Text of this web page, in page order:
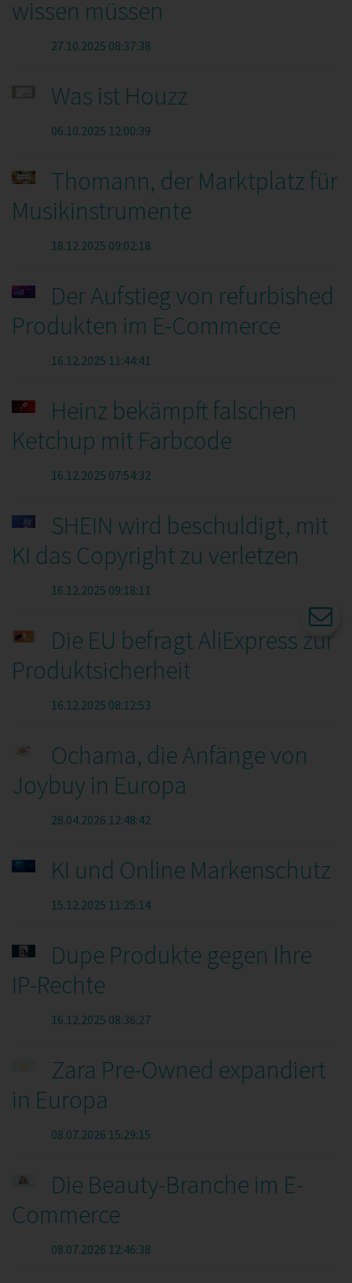
wissen müssen
27.10.2025 08:37:38
Was ist Houzz
06.10.2025 12:00:39
Thomann, der Marktplatz für
Musikinstrumente
18.12.2025 09:02:18
Der Aufstieg von refurbished
Produkten im E-Commerce
16.12.2025 11:44:41
Heinz bekämpft falschen
Ketchup mit Farbcode
16.12.2025 07:54:32
SHEIN wird beschuldigt, mit
KI das Copyright zu verletzen
16.12.2025 09:18:11
Die EU befragt AliExpress zur
Produktsicherheit
16.12.2025 08:12:53
Ochama, die Anfänge von
Joybuy in Europa
28.04.2026 12:48:42
KI und Online Markenschutz
15.12.2025 11:25:14
Dupe Produkte gegen Ihre
IP-Rechte
16.12.2025 08:36:27
Zara Pre-Owned expandiert
in Europa
08.07.2026 15:29:15
Die Beauty-Branche im E-
Commerce
08.07.2026 12:46:38